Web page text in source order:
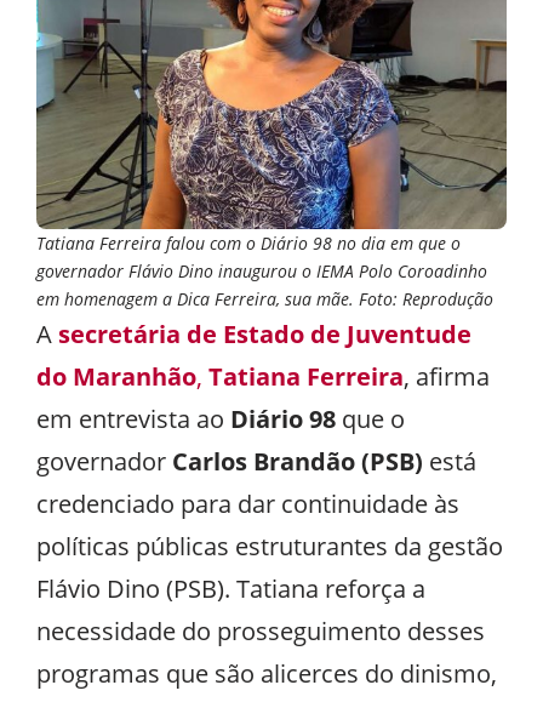
Tatiana Ferreira falou com o Diário 98 no dia em que o
governador Flávio Dino inaugurou o IEMA Polo Coroadinho
em homenagem a Dica Ferreira, sua mãe. Foto: Reprodução
A secretária de Estado de Juventude
do Maranhão, Tatiana Ferreira, afirma
em entrevista ao Diário 98 que o
governador Carlos Brandão (PSB) está
credenciado para dar continuidade às
políticas públicas estruturantes da gestão
Flávio Dino (PSB). Tatiana reforça a
necessidade do prosseguimento desses
programas que são alicerces do dinismo,